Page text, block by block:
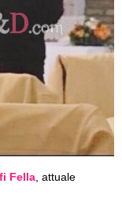
Fella, attuale